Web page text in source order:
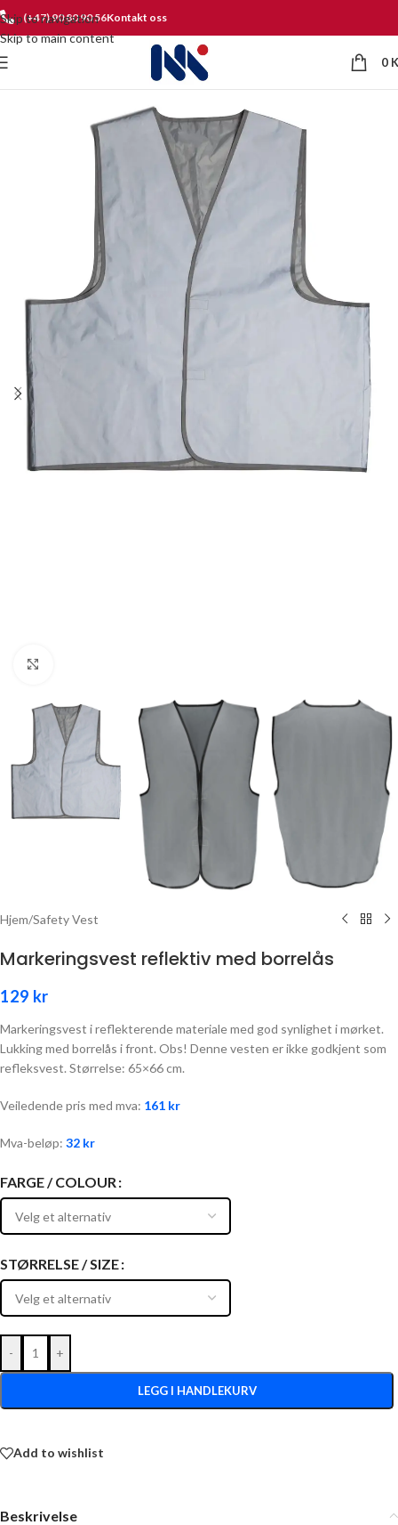
Skip to navigation
Skip to main content
(+47) 90 80 90 56Kontakt oss
0
Hjem/Safety Vest
Markeringsvest reflektiv med borrelås
129 kr
Markeringsvest i reflekterende materiale med god synlighet i mørket.
Lukking med borrelås i front. Obs! Denne vesten er ikke godkjent som
refleksvest. Størrelse: 65×66 cm.
Veiledende pris med mva: 161 kr
Mva-beløp: 32 kr
FARGE / COLOUR
STØRRELSE / SIZE
- +
LEGG I HANDLEKURV
Add to wishlist
Beskrivelse